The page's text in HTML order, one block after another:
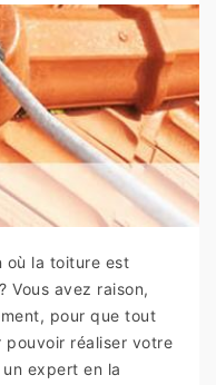
où la toiture est
Vous avez raison,
pour que tout
pouvoir réaliser votre
expert en la